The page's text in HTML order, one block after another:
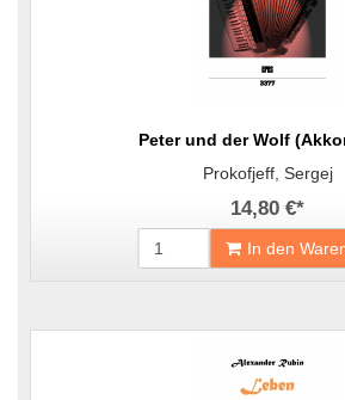
Peter und der Wolf
Prokofjeff, Sergej
14,80 €*
In den